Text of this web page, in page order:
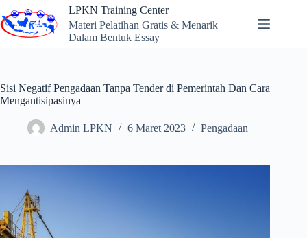
to
content
LPKN Training Center
Materi Pelatihan Gratis & Menarik
Dalam Bentuk Essay
Sisi Negatif Pengadaan Tanpa Tender di Pemerintah Dan Cara
Mengantisipasinya
Admin LPKN 6 Maret 2023 Pengadaan